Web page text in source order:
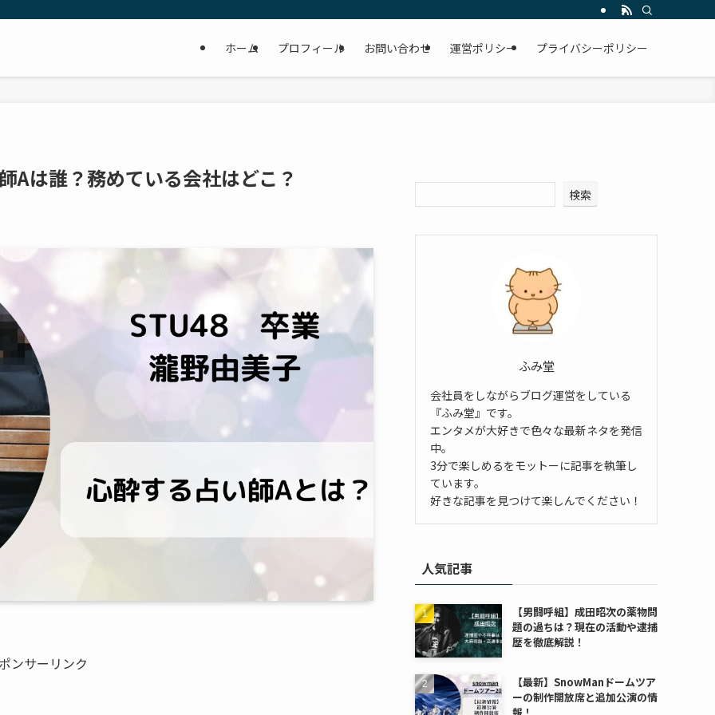
ホーム プロフィール お問い合わせ 運営ポリシー プライバシーポリシー
Aは誰？務めている会社はどこ？
ンサーリンク
検索
ふみ堂
会社員をしながらブログ運営をしている
『ふみ堂』です。
エンタメが大好きで色々な最新ネタを発信
中。
3分で楽しめるをモットーに記事を執筆し
ています。
好きな記事を見つけて楽しんでください！
人気記事
【男闘呼組】成田昭次の薬物問
題の過ちは？現在の活動や逮捕
歴を徹底解説！
【最新】SnowManドームツア
ーの制作開放席と追加公演の情